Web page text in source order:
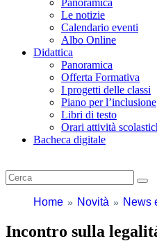
Le notizie
Calendario eventi
Albo Online
Didattica
Panoramica
Offerta Formativa
I progetti delle classi
Piano per l’inclusione
Libri di testo
Orari attività
Bacheca digitale
Home Novità News
Incontro sulla